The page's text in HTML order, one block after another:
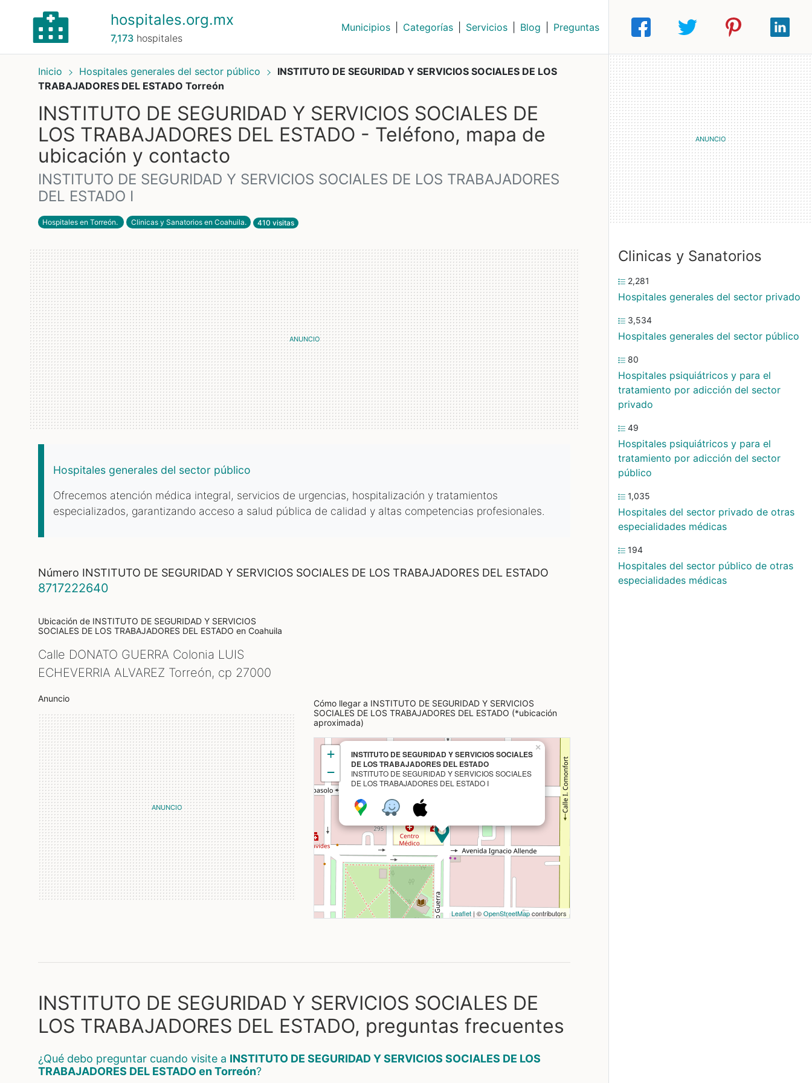
hospitales.org.mx
7,173hospitales
Municipios Categorías Servicios Blog Preguntas
Inicio Hospitales generales del sector público
INSTITUTO DE SEGURIDAD Y SERVICIOS SOCIALES DE LOS
TRABAJADORES DEL ESTADO Torreón
INSTITUTO DE SEGURIDAD Y SERVICIOS SOCIALES DE
LOS TRABAJADORES DEL ESTADO - Teléfono, mapa de
ubicación y contacto
INSTITUTO DE SEGURIDAD Y SERVICIOS SOCIALES DE LOS TRABAJADORES
DEL ESTADO I
Hospitales en Torreón. Clinicas y Sanatorios en Coahuila. 410 visitas
Hospitales generales del sector público
Ofrecemos atención médica integral, servicios de urgencias, hospitalización y tratamientos
especializados, garantizando acceso a salud pública de calidad y altas competencias profesionales.
Número INSTITUTO DE SEGURIDAD Y SERVICIOS SOCIALES DE LOS TRABAJADORES DEL ESTADO
8717222640
Ubicación de INSTITUTO DE SEGURIDAD Y SERVICIOS
SOCIALES DE LOS TRABAJADORES DEL ESTADO en Coahuila
Calle DONATO GUERRA Colonia LUIS
ECHEVERRIA ALVAREZ Torreón, cp 27000
Anuncio
Cómo llegar a INSTITUTO DE SEGURIDAD Y SERVICIOS
SOCIALES DE LOS TRABAJADORES DEL ESTADO (*ubicación
aproximada)
INSTITUTO DE SEGURIDAD Y SERVICIOS SOCIALES
DE LOS TRABAJADORES DEL ESTADO
INSTITUTO DE SEGURIDAD Y SERVICIOS SOCIALES
DE LOS TRABAJADORES DEL ESTADO I
×
+
−
Leaflet | ©OpenStreetMapcontributors
INSTITUTO DE SEGURIDAD Y SERVICIOS SOCIALES DE
LOS TRABAJADORES DEL ESTADO, preguntas frecuentes
¿Qué debo preguntar cuando visite a INSTITUTO DE SEGURIDAD Y SERVICIOS SOCIALES DE LOS
TRABAJADORES DEL ESTADO en Torreón?
Clinicas y Sanatorios
2,281
Hospitales generales del sector privado
3,534
Hospitales generales del sector público
80
Hospitales psiquiátricos y para el
tratamiento por adicción del sector
privado
49
Hospitales psiquiátricos y para el
tratamiento por adicción del sector
público
1,035
Hospitales del sector privado de otras
especialidades médicas
194
Hospitales del sector público de otras
especialidades médicas